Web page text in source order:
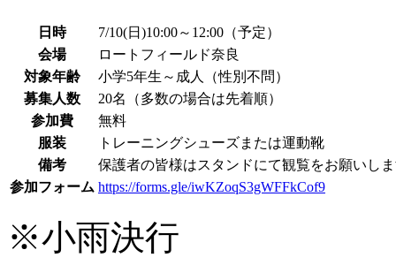
日時
7/10(日)10:00～12:00（予定）
会場
ロートフィールド奈良
対象年齢
小学5年生～成人（性別不問）
募集人数
20名（多数の場合は先着順）
参加費
無料
服装
トレーニングシューズまたは運動靴
備考
保護者の皆様はスタンドにて観覧をお願いし
参加フォーム https://forms.gle/iwKZoqS3gWFFkCof9
※小雨決行